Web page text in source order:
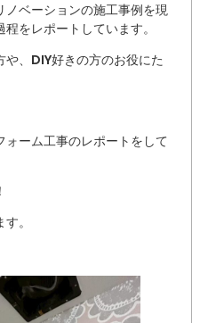
ベーションの施工事例を現
をレポートしています。
や、DIY好きの方のお役にた
ーム工事のレポートをして
。